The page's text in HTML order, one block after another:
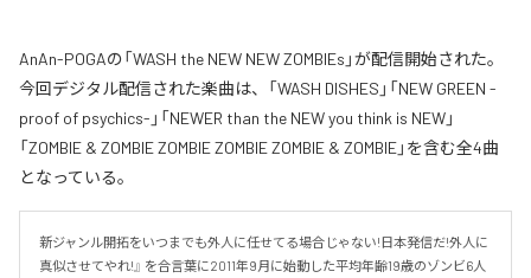
AnAn-POGAの「WASH the NEW NEW ZOMBIEs」が配信開始された。
今回デジタル配信された楽曲は、「WASH DISHES」「NEW GREEN -
proof of psychics-」「NEWER than the NEW you think is NEW」
「ZOMBIE & ZOMBIE ZOMBIE ZOMBIE ZOMBIE & ZOMBIE」を含む全4曲
となっている。
新ジャンル開拓をいつまでも外人に任せてる場合じゃない!日本発信だ!外人に
真似させてやれ!』 を合言葉に2011年9月に始動した平均年齢19歳のゾンビ6人